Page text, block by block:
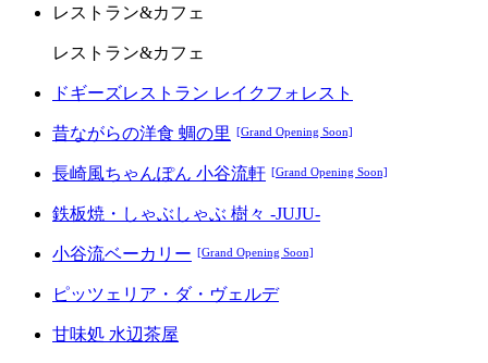
レストラン&カフェ
レストラン&カフェ
ドギーズレストラン レイクフォレスト
昔ながらの洋食 蜩の里 [Grand Opening Soon]
長崎風ちゃんぽん 小谷流軒 [Grand Opening Soon]
鉄板焼・しゃぶしゃぶ 樹々 -JUJU-
小谷流ベーカリー [Grand Opening Soon]
ピッツェリア・ダ・ヴェルデ
甘味処 水辺茶屋